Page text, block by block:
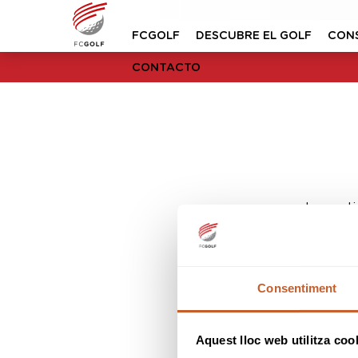
Consentiment
Aquest lloc web utilitza
FCGOLF DESCUBRE EL GOLF
CONTACTO
Lo